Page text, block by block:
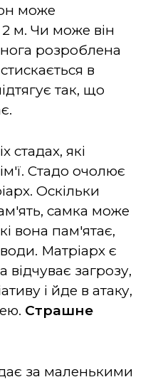
може
м. Чи може він
розроблена
в
так, що
стадах, які
Стадо очолює
Оскільки
самка може
вона пам'ятає,
Матріарх є
загрозу,
і йде в атаку,
Страшне
за маленькими